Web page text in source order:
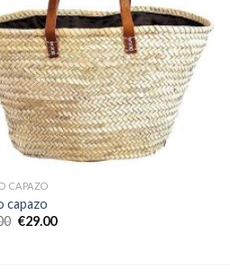
CAPAZO
capazo
€29.00